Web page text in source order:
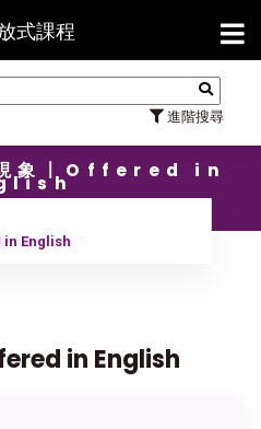
式課程
進階搜尋
【7/
象〡Offered in
in English
in English